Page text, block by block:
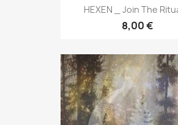
HEXEN _ Join The
8,00 €